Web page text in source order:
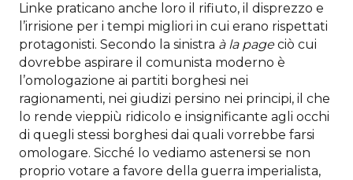
Linke praticano anche loro il rifiuto, il disprezzo e
l’irrisione per i tempi migliori in cui erano rispettati
protagonisti. Secondo la sinistra à la pageciò cui
dovrebbe aspirare il comunista moderno è
l’omologazione ai partiti borghesi nei
ragionamenti, nei giudizi persino nei principi, il che
lo rende vieppiù ridicolo e insignificante agli occhi
di quegli stessi borghesi dai quali vorrebbe farsi
omologare. Sicché lo vediamo astenersi se non
proprio votare a favore della guerra imperialista,